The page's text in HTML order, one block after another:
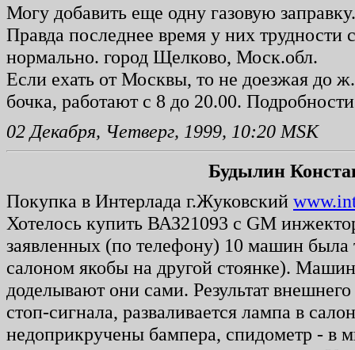
Могу добавить еще одну газовую заправку.
Правда последнее время у них трудности
нормально. город Щелково, Моск.обл.
Если ехать от Москвы, то не доезжая до
бочка, работают с 8 до 20.00.
02 Декабря, Четверг, 1999, 10:20 MSK
Будылин
Покупка в Интерлада г.Жуковский
Хотелось купить ВАЗ21093 с GM
заявленных (по телефону) 10 машин была
салоном якобы на другой стоянке).
доделывают они сами. Результат
стоп-сигнала, разваливается лампа в
недоприкручены бампера, спидометр - в